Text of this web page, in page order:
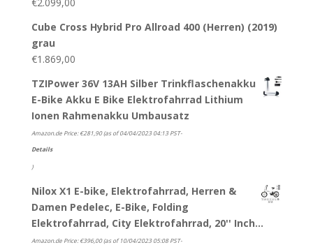
Cube Cross Hybrid Pro Allroad 400 (Herren) (2019)
grau
€1.869,00
TZIPower 36V 13AH Silber Trinkflaschenakku
E-Bike Akku E Bike Elektrofahrrad Lithium
Ionen Rahmenakku Umbausatz
Amazon.de Price:€281,90(as of 04/04/2023 04:13 PST-
Details
)
Nilox X1 E-bike, Elektrofahrrad, Herren &
Damen Pedelec, E-Bike, Folding
Elektrofahrrad, City Elektrofahrrad, 20'' Inch…
Amazon.de Price:€396,00(as of 10/04/2023 05:08 PST-